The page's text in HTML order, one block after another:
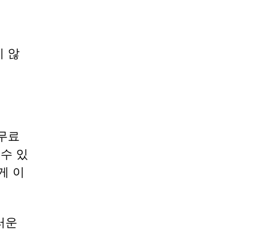
않
료
있
이
운